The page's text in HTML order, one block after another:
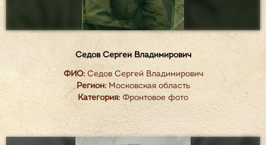
Седов Сергей Владимирович
ФИО:Седов Сергей Владимирович
Регион:Московская область
Категория: Фронтовое фото